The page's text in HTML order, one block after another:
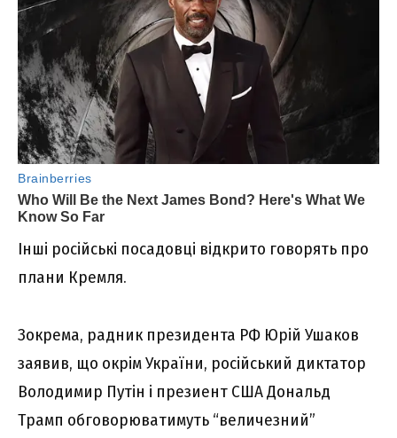
Інші російські посадовці відкрито говорять про
плани Кремля.
Зокрема, радник президента РФ Юрій Ушаков
заявив, що окрім України, російський диктатор
Володимир Путін і презиент США Дональд
Трамп обговорюватимуть “величезний”